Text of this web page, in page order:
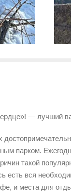
— лучший
парком.
такой
есть вся
и места для